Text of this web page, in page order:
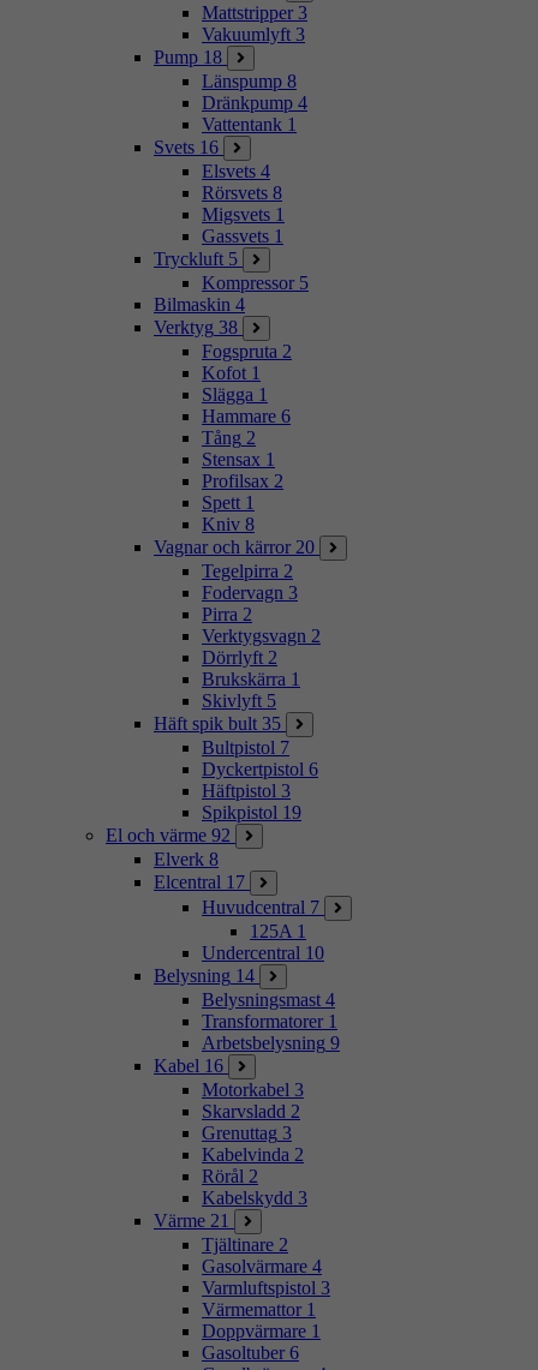
Mattstripper 3
Vakuumlyft 3
Pump 18
Länspump 8
Dränkpump 4
Vattentank 1
Svets 16
Elsvets 4
Rörsvets 8
Migsvets 1
Gassvets 1
Tryckluft 5
Kompressor 5
Bilmaskin 4
Verktyg 38
Fogspruta 2
Kofot 1
Slägga 1
Hammare 6
Tång 2
Stensax 1
Profilsax 2
Spett 1
Kniv 8
Vagnar och kärror 20
Tegelpirra 2
Fodervagn 3
Pirra 2
Verktygsvagn 2
Dörrlyft 2
Brukskärra 1
Skivlyft 5
Häft spik bult 35
Bultpistol 7
Dyckertpistol 6
Häftpistol 3
Spikpistol 19
El och värme 92
Elverk 8
Elcentral 17
Huvudcentral 7
125A 1
Undercentral 10
Belysning 14
Belysningsmast 4
Transformatorer 1
Arbetsbelysning 9
Kabel 16
Motorkabel 3
Skarvsladd 2
Grenuttag 3
Kabelvinda 2
Rörål 2
Kabelskydd 3
Värme 21
Tjältinare 2
Gasolvärmare 4
Varmluftspistol 3
Värmemattor 1
Doppvärmare 1
Gasoltuber 6